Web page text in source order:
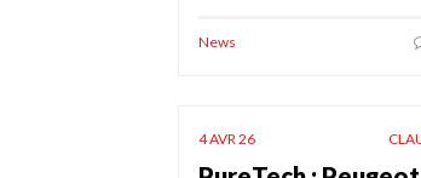
News
4 AVR 26